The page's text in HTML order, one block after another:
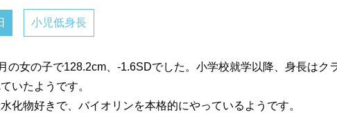
小児低身長
の女の子で128.2cm、-1.6SDでした。小学校就学以降、身長はク
いたようです。
化物好きで、バイオリンを本格的にやっているようです。